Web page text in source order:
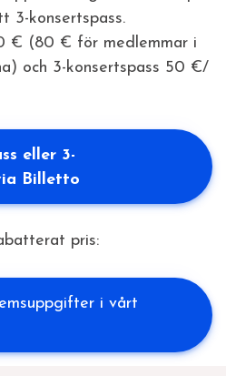
3-konsertspass.
€ (80 € för medlemmar i
och 3-konsertspass 50 €/
eller 3-
Billetto
pris:
i vårt